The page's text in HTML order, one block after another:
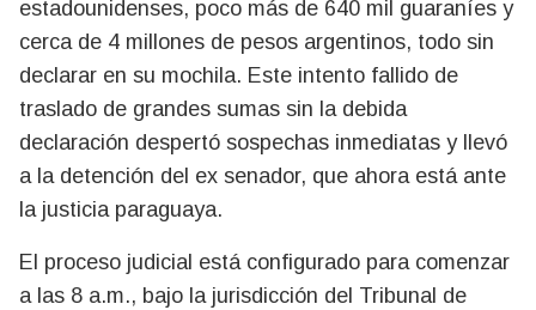
estadounidenses, poco más de 640 mil guaraníes y
cerca de 4 millones de pesos argentinos, todo sin
declarar en su mochila. Este intento fallido de
traslado de grandes sumas sin la debida
declaración despertó sospechas inmediatas y llevó
a la detención del ex senador, que ahora está ante
la justicia paraguaya.
El proceso judicial está configurado para comenzar
a las 8 a.m., bajo la jurisdicción del Tribunal de